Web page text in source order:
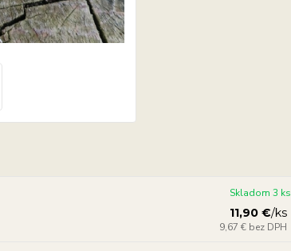
11,90 €/ks
9,67 € bez DPH
Skladom 3 ks